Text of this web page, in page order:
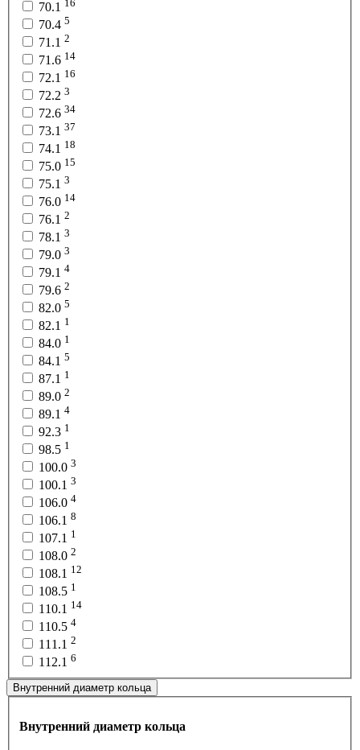
70.1 16
70.4 5
71.1 2
71.6 14
72.1 16
72.2 3
72.6 34
73.1 37
74.1 18
75.0 15
75.1 3
76.0 14
76.1 2
78.1 3
79.0 3
79.1 4
79.6 2
82.0 5
82.1 1
84.0 1
84.1 5
87.1 1
89.0 2
89.1 4
92.3 1
98.5 1
100.0 3
100.1 3
106.0 4
106.1 8
107.1 1
108.0 2
108.1 12
108.5 1
110.1 14
110.5 4
111.1 2
112.1 6
Внутренний диаметр кольца
Внутренний диаметр кольца